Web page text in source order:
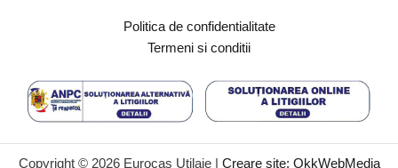
Politica de confidentialitate
Termeni si conditii
Copyright © 2026 Eurocas Utilaje | Creare site: OkkWebMedia